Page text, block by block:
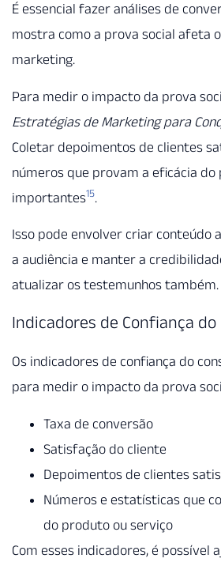
É essencial fazer análises de
mostra como a prova social afeta
marketing.
Para medir o impacto da prova
Estratégias de Marketing para
Coletar depoimentos de clientes
números que provam a eficácia do
importantes15.
Isso pode envolver criar conteúdo
a audiência e manter a
atualizar os testemunhos também.
Indicadores de Confiança
Os indicadores de confiança do
para medir o impacto da prova
Taxa de conversão
Satisfação do cliente
Depoimentos de clientes
Números e estatísticas que
do produto ou serviço
Com esses indicadores, é possível